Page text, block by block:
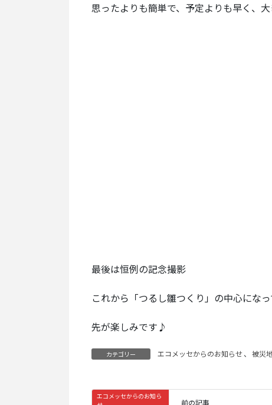
思ったよりも簡単で、予定よりも早く、大
最後は恒例の記念撮影
これから「つるし雛つくり」の中心にな
先が楽しみです♪
カテゴリー エコメッセからのお知らせ、 被災
エコメッセからのお知ら
前の記事